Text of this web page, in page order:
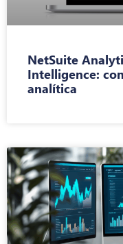
NetSuite
Intelligence:
analítica